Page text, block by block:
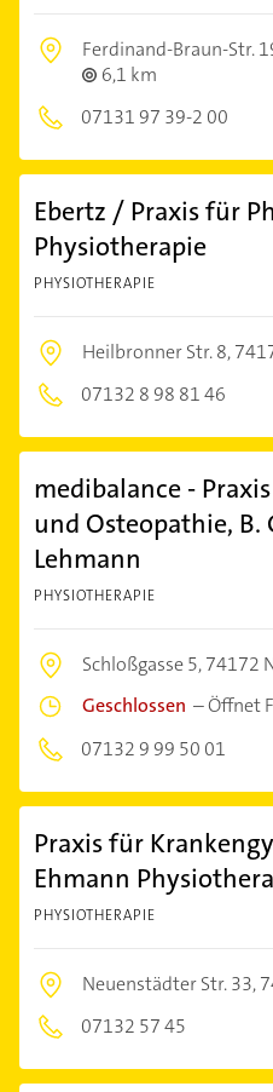
Ferdinand-Braun-Str.
6,1 km
07131 97 39-2 00
Ebertz / Praxis für
Physiotherapie
PHYSIOTHERAPIE
Heilbronner Str. 8,
07132 8 98 81 46
medibalance -
und Osteopathie, B.
Lehmann
PHYSIOTHERAPIE
Schloßgasse 5,74172
Geschlossen –Öffnet
07132 9 99 50 01
Praxis für
Ehmann
PHYSIOTHERAPIE
Neuenstädter Str. 33,
07132 57 45